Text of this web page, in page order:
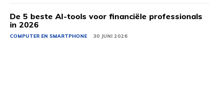
De 5 beste AI-tools voor financiële professionals
in 2026
COMPUTER EN SMARTPHONE 30 JUNI 2026